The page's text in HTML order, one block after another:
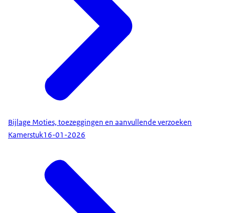
Bijlage Moties, toezeggingen en aanvullende verzoeken
Kamerstuk16-01-2026